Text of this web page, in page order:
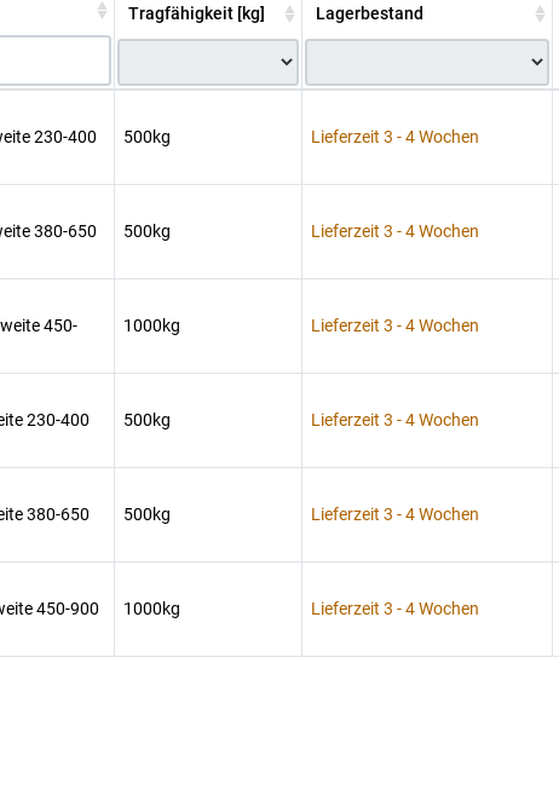
Tragfähigkeit [kg] Lagerbestand
230-400
500kg Lieferzeit 3 - 4 Wochen
380-650
500kg Lieferzeit 3 - 4 Wochen
450-
1000kg Lieferzeit 3 - 4 Wochen
230-400
500kg Lieferzeit 3 - 4 Wochen
380-650
500kg Lieferzeit 3 - 4 Wochen
450-900
1000kg Lieferzeit 3 - 4 Wochen